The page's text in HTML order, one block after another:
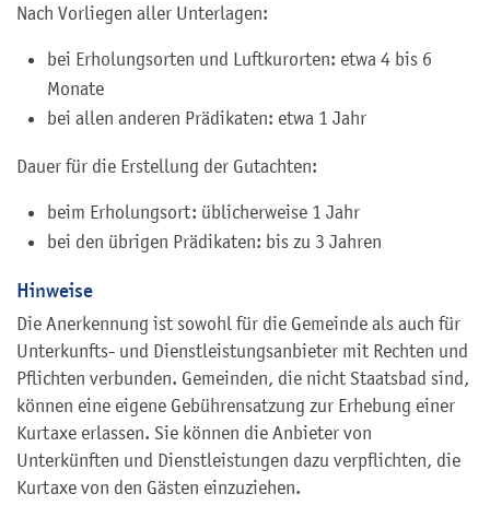
Nach Vorliegen aller Unterlagen:
bei Erholungsorten und Luftkurorten: etwa 4 bis 6
Monate
bei allen anderen Prädikaten: etwa 1 Jahr
Dauer für die Erstellung der Gutachten:
beim Erholungsort: üblicherweise 1 Jahr
bei den übrigen Prädikaten: bis zu 3 Jahren
Hinweise
Die Anerkennung ist sowohl für die Gemeinde als auch für
Unterkunfts- und Dienstleistungsanbieter mit Rechten und
Pflichten verbunden. Gemeinden, die nicht Staatsbad sind,
können eine eigene Gebührensatzung zur Erhebung einer
Kurtaxe erlassen. Sie können die Anbieter von
Unterkünften und Dienstleistungen dazu verpflichten, die
Kurtaxe von den Gästen einzuziehen.